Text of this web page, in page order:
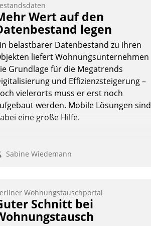
Wert auf den
legen
belastbarer Datenbestand zu ihren
liefert Wohnungsunternehmen
Grundlage für die Megatrends
und Effizienzsteigerung –
vielerorts muss er erst noch
werden. Mobile Lösungen sind
eine große Hilfe.
Sabine Wiedemann
Wohnungstauschportal
Schnitt bei